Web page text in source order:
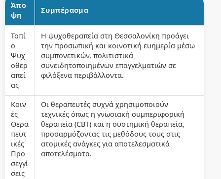
Άπο
ψη
Συμπέρασμα
Τοπί
ο
Ψυχ
οθερ
απεί
ας
Η ψυχοθεραπεία στη Θεσσαλονίκη προάγει
την προσωπική και κοινοτική ευημερία μέσω
συμπονετικών, πολιτιστικά
συνειδητοποιημένων επαγγελματιών σε
φιλόξενα περιβάλλοντα.
Κοιν
ές
Θερα
πευτ
ικές
Προ
σεγγί
σεις
Οι θεραπευτές συχνά χρησιμοποιούν
τεχνικές όπως η γνωσιακή συμπεριφορική
θεραπεία (CBT) και η συστημική θεραπεία,
προσαρμόζοντας τις μεθόδους τους στις
ατομικές ανάγκες για αποτελεσματικά
αποτελέσματα.